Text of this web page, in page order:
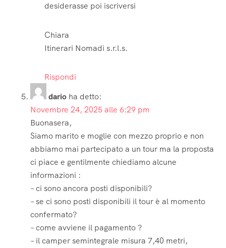
desiderasse poi iscriversi
Chiara
Itinerari Nomadi s.r.l.s.
Rispondi
dario ha detto:
Novembre 24, 2025 alle 6:29 pm
Buonasera,
Siamo marito e moglie con mezzo proprio e non
abbiamo mai partecipato a un tour ma la proposta
ci piace e gentilmente chiediamo alcune
informazioni :
– ci sono ancora posti disponibili?
– se ci sono posti disponibili il tour è al momento
confermato?
– come avviene il pagamento ?
– il camper semintegrale misura 7,40 metri,